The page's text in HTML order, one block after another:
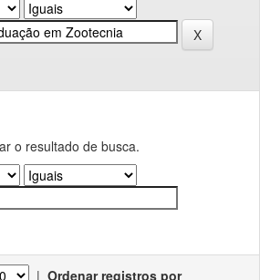
o resultado de busca.
| Ordenar registros por